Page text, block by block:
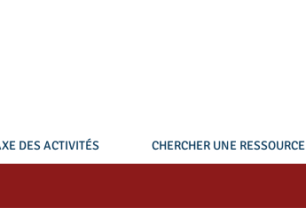
DES ACTIVITÉS CHERCHER UNE RESSOURCE